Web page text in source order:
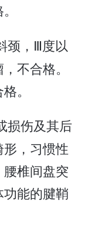
颈，Ⅲ度以
不合格。
。
损伤及其后
，习惯性
椎间盘突
能的腱鞘